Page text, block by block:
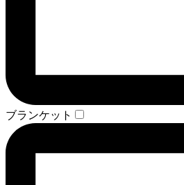
ブランケット